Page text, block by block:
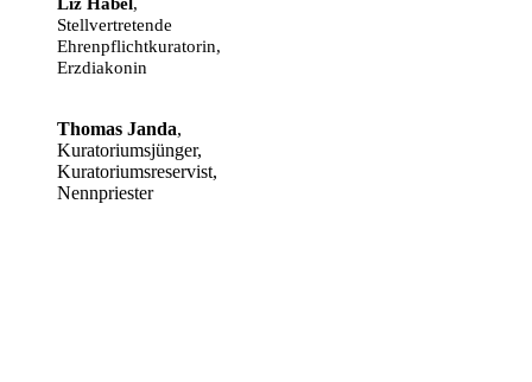
Stellvertretende
Ehrenpflichtkuratorin,
Erzdiakonin
Thomas Janda,
Kuratoriumsjünger,
Kuratoriumsreservist,
Nennpriester